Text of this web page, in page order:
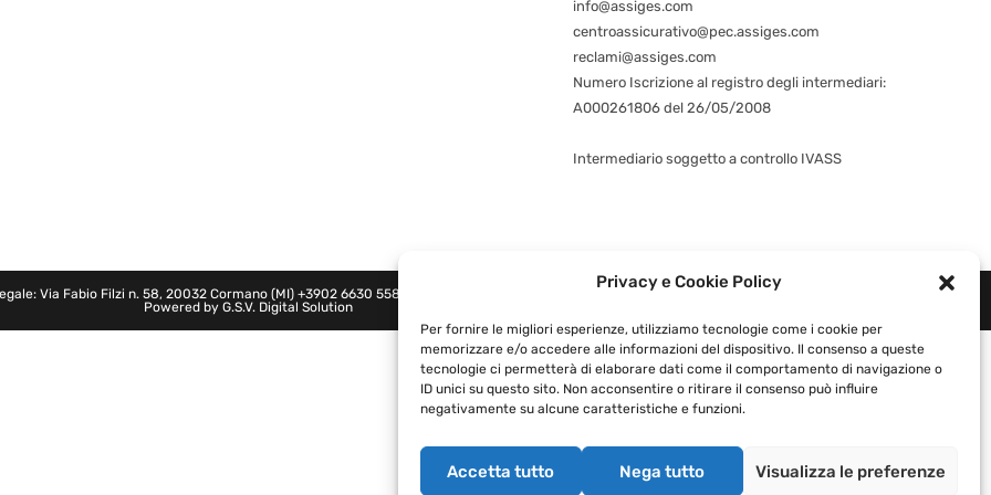
Privacy e Cookie Policy
Per fornire le migliori esperienze, utilizziamo tecnologie come i cookie per
memorizzare e/o accedere alle informazioni del dispositivo. Il consenso a queste
tecnologie ci permetterà di elaborare dati come il comportamento di navigazione o
ID unici su questo sito. Non acconsentire o ritirare il consenso può influire
negativamente su alcune caratteristiche e funzioni.
Accetta tutto Nega tutto Visualizza le preferenze
info@assiges.com
centroassicurativo@pec.assiges.com
reclami@assiges.com
Numero Iscrizione al registro degli intermediari:
A000261806 del 26/05/2008
Intermediario soggetto a controllo IVASS
Via Fabio Filzi n. 58, 20032 Cormano (MI) +3902 6630 5580 Privacy e Cookie Policy
Powered by G.S.V. Digital Solution